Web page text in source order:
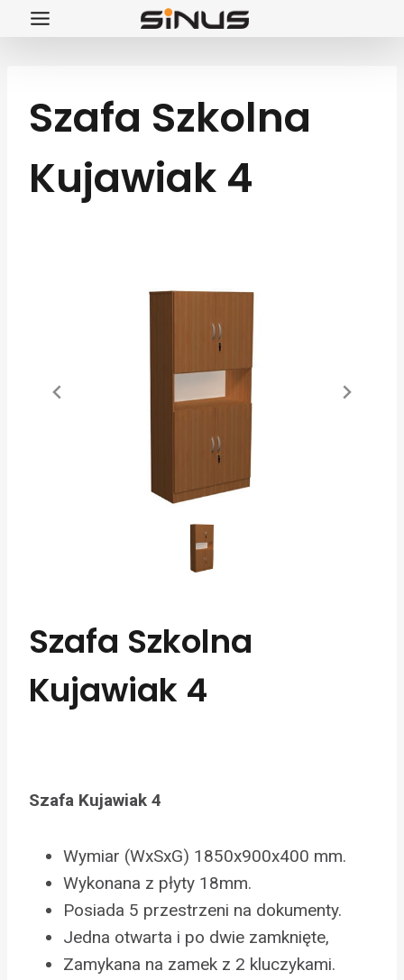
Przejdź
Szafa Szkolna
Kujawiak 4
Szafa Szkolna
Kujawiak 4
Szafa Kujawiak 4
Wymiar (WxSxG) 1850x900x400 mm.
Wykonana z płyty 18mm.
Posiada 5 przestrzeni na dokumenty.
Jedna otwarta i po dwie zamknięte,
Zamykana na zamek z 2 kluczykami.